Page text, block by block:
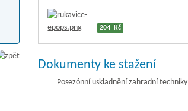
204 Kč
Dokumenty ke stažení
Posezónní uskladnění zahradní techniky